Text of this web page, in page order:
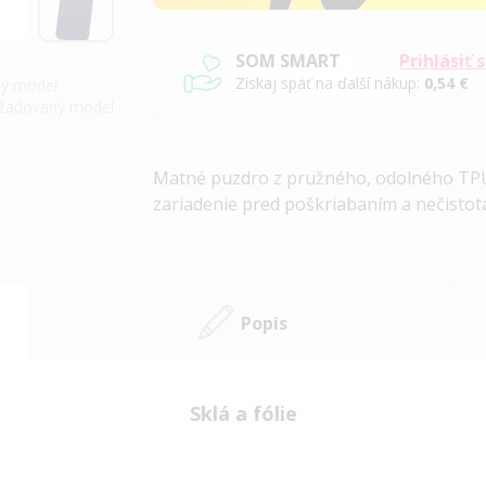
Prihlásiť
SOM SMART
Získaj späť na ďalší nákup: 0,54 €
Matné puzdro z pružného, ​​odolného
zariadenie pred poškriabaním a
Popis
Sklá a fólie